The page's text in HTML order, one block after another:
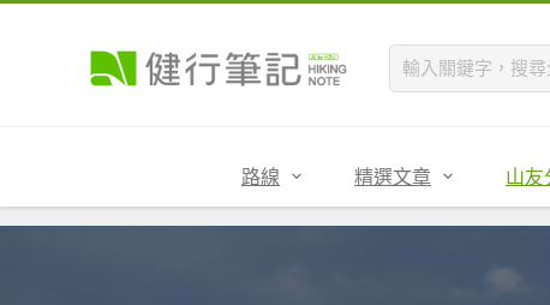
路線 精選文章 山友